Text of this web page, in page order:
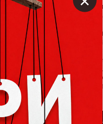
Опубликовано
01.12.2020 Автор
Вкладер
Мошенники ,
Brokerz
CMS Trader
PTY LTD
FinoCapital
Project
, Impulsmoney LOT
Invest
Merit Group Montana
Trader
OTB Trading Palace
Prenux
,Profit Assist Profit
TBX Capital
Telegram TON LTD
United Asset Finance
Добавить комментарий